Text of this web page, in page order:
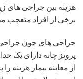
هزینه بین جراحی های
برخی از افراد متعجب
جراحی های چون جراحی
پروتز چانه دارای یک
از معاینه بیمار